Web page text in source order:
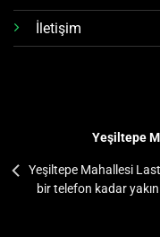
İletişim
Yeşiltepe
Yeşiltepe Mahallesi
bir telefon kadar